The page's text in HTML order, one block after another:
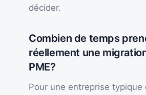
décider.
Combien de temps
réellement une
PME?
Pour une entreprise typique